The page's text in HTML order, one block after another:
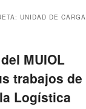
UNIDAD DE CARGA
MUIOL
trabajos de
Logística